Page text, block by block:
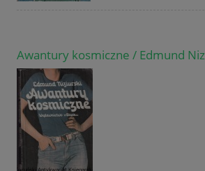
Awantury kosmiczne / Edmund